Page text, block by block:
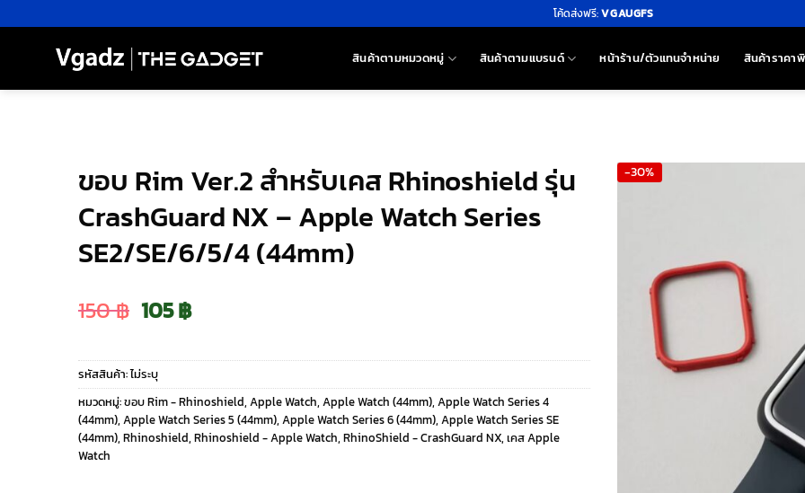
ไป
โค้ดส่งฟรี:VGAUGFS
สินค้าตามหมวดหมู่ สินค้าตามแบรนด์ หน้าร้าน/ตัวแทนจำหน่าย สินค้าราคา
ขอบ Rim Ver.2 สำหรับเคส Rhinoshield รุ่น
CrashGuard NX – Apple Watch Series
SE2/SE/6/5/4 (44mm)
150฿ Original
price
was:
150 ฿.
105฿Current
price
is:
105 ฿.
รหัสสินค้า:ไม่ระบุ
หมวดหมู่:ขอบ Rim - Rhinoshield, Apple Watch, Apple Watch (44mm), Apple Watch Series 4
(44mm), Apple Watch Series 5 (44mm), Apple Watch Series 6 (44mm), Apple Watch Series SE
(44mm), Rhinoshield, Rhinoshield - Apple Watch, RhinoShield - CrashGuard NX, เคส Apple
Watch
-30%